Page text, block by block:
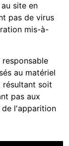
site en
pas de virus
mis-à-
au matériel
résultant soit
pas aux
de l'apparition